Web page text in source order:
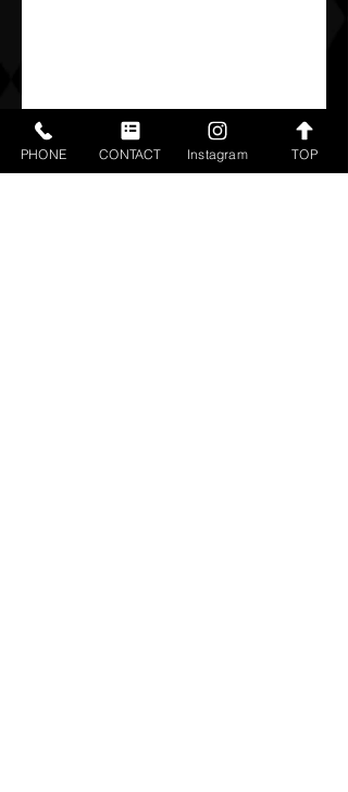
PHONE CONTACT Instagram TOP